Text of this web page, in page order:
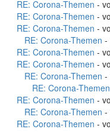
RE: Corona-Themen -
RE: Corona-Themen -
RE: Corona-Themen -
RE: Corona-Themen -
RE: Corona-Themen -
RE: Corona-Themen -
RE: Corona-Themen -
RE: Corona-Themen
RE: Corona-Themen -
RE: Corona-Themen -
RE: Corona-Themen -